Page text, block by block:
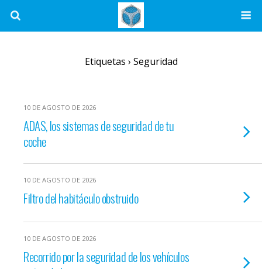
Etiquetas › Seguridad
10 DE AGOSTO DE 2026
ADAS, los sistemas de seguridad de tu
coche
10 DE AGOSTO DE 2026
Filtro del habitáculo obstruido
10 DE AGOSTO DE 2026
Recorrido por la seguridad de los vehículos